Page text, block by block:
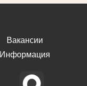
Вакансии
Информация